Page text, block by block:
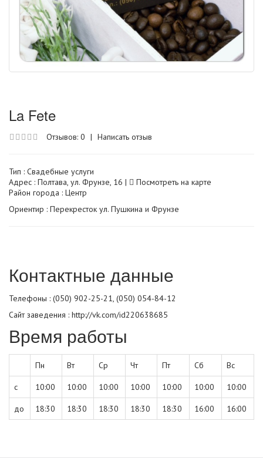
La Fete
Отзывов: 0 | Написать отзыв
Тип : Свадебные услуги
Адрес : Полтава, ул. Фрунзе, 16 |
Посмотреть на карте
Район города : Центр
Ориентир : Перекресток ул. Пушкина и Фрунзе
Контактные данные
Телефоны : (050) 902-25-21, (050) 054-84-12
Сайт заведения : http://vk.com/id220638685
Время работы
Пн Вт Ср Чт Пт Сб Вс
с 10:00 10:00 10:00 10:00 10:00 10:00 10:00
до 18:30 18:30 18:30 18:30 18:30 16:00 16:00